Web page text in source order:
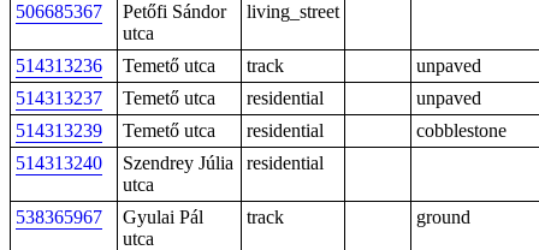
506685367
Petőfi Sándor
utca
living_street
514313236 Temető utca track
unpaved
514313237
Temető utca residential
unpaved
514313239
Temető utca residential
cobblestone
514313240
Szendrey Júlia
utca
residential
538365967
Gyulai Pál
utca
track ground